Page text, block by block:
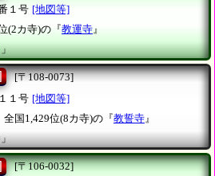
１号 [地図等]
(2カ寺)の『教運寺 』
[〒108-0073]
１号 [地図等]
全国1,429位(8カ寺)の『教誓寺』
[〒106-0032]